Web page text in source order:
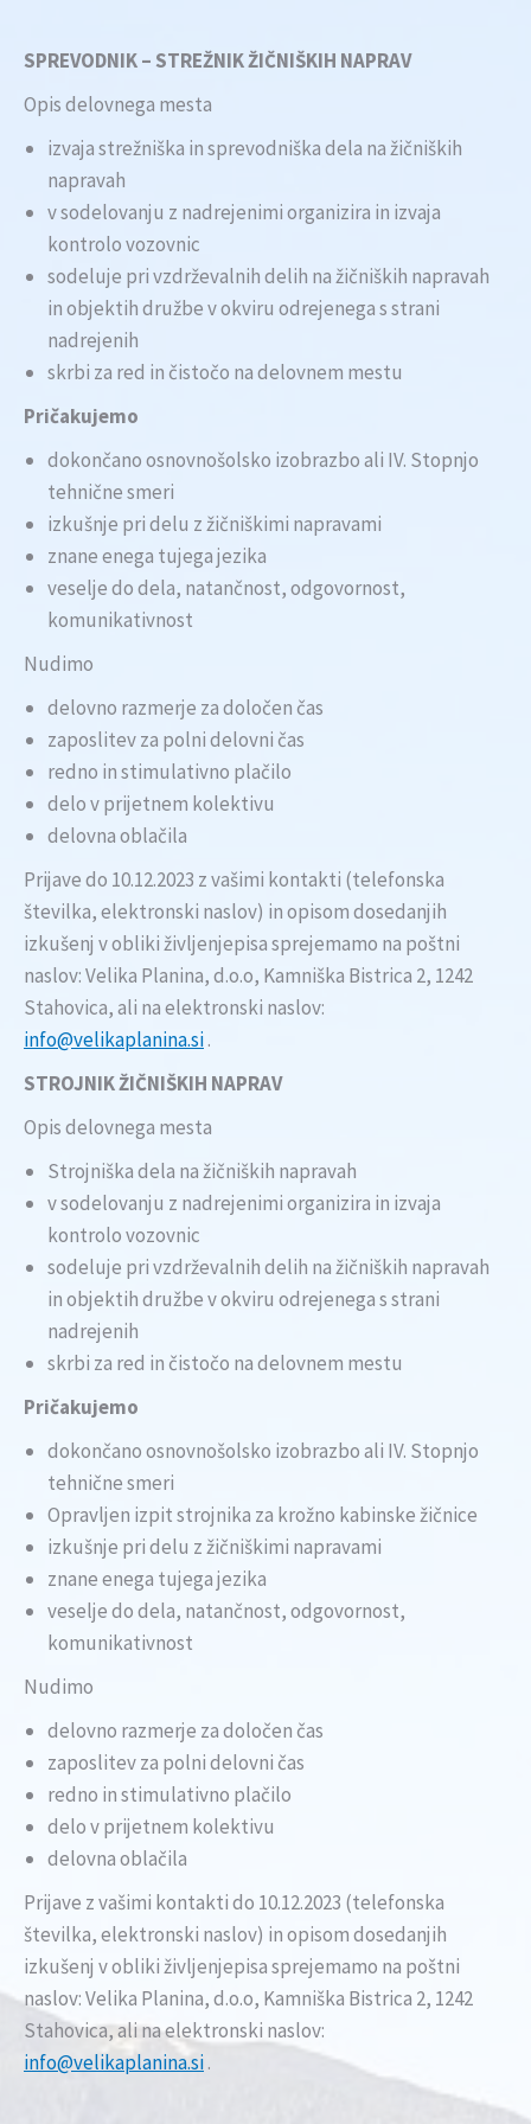
SPREVODNIK – STREŽNIK ŽIČNIŠKIH NAPRAV
Opis delovnega mesta
izvaja strežniška in sprevodniška dela na žičniških
napravah
v sodelovanju z nadrejenimi organizira in izvaja
kontrolo vozovnic
sodeluje pri vzdrževalnih delih na žičniških napravah
in objektih družbe v okviru odrejenega s strani
nadrejenih
skrbi za red in čistočo na delovnem mestu
Pričakujemo
dokončano osnovnošolsko izobrazbo ali IV. Stopnjo
tehnične smeri
izkušnje pri delu z žičniškimi napravami
znane enega tujega jezika
veselje do dela, natančnost, odgovornost,
komunikativnost
Nudimo
delovno razmerje za določen čas
zaposlitev za polni delovni čas
redno in stimulativno plačilo
delo v prijetnem kolektivu
delovna oblačila
Prijave do 10.12.2023 z vašimi kontakti (telefonska
številka, elektronski naslov) in opisom dosedanjih
izkušenj v obliki življenjepisa sprejemamo na poštni
naslov: Velika Planina, d.o.o, Kamniška Bistrica 2, 1242
Stahovica, ali na elektronski naslov:
info@velikaplanina.si.
STROJNIK ŽIČNIŠKIH NAPRAV
Opis delovnega mesta
Strojniška dela na žičniških napravah
v sodelovanju z nadrejenimi organizira in izvaja
kontrolo vozovnic
sodeluje pri vzdrževalnih delih na žičniških napravah
in objektih družbe v okviru odrejenega s strani
nadrejenih
skrbi za red in čistočo na delovnem mestu
Pričakujemo
dokončano osnovnošolsko izobrazbo ali IV. Stopnjo
tehnične smeri
Opravljen izpit strojnika za krožno kabinske žičnice
izkušnje pri delu z žičniškimi napravami
znane enega tujega jezika
veselje do dela, natančnost, odgovornost,
komunikativnost
Nudimo
delovno razmerje za določen čas
zaposlitev za polni delovni čas
redno in stimulativno plačilo
delo v prijetnem kolektivu
delovna oblačila
Prijave z vašimi kontakti do 10.12.2023 (telefonska
številka, elektronski naslov) in opisom dosedanjih
izkušenj v obliki življenjepisa sprejemamo na poštni
naslov: Velika Planina, d.o.o, Kamniška Bistrica 2, 1242
Stahovica, ali na elektronski naslov:
info@velikaplanina.si.